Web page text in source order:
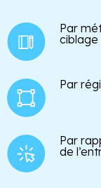
Par
ciblage
Par
Par
de